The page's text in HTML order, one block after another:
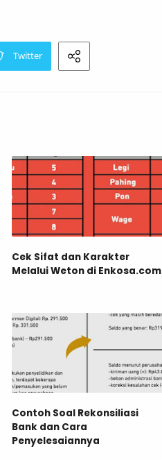
Cek Sifat dan Karakter
Melalui Weton di Enkosa.com
Contoh Soal Rekonsiliasi
Bank dan Cara
Penyelesaiannya